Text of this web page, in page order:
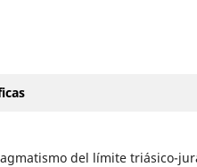
del límite triásico-